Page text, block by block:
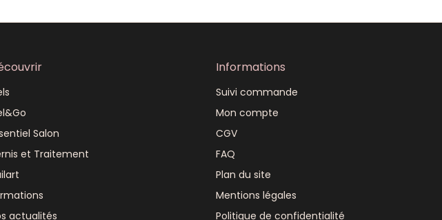
Salon
et Traitement
actualités
Informations
Suivi commande
Mon compte
CGV
FAQ
Plan du site
Mentions légales
Politique de confidentialité